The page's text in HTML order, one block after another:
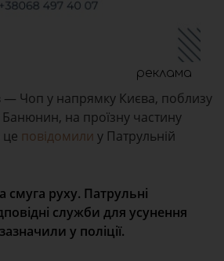
реклама
— Чоп у напрямку Києва, поблизу
на проїзну частину
повідомили у Патрульній
смуга руху. Патрульні
служби для усунення
у поліції.